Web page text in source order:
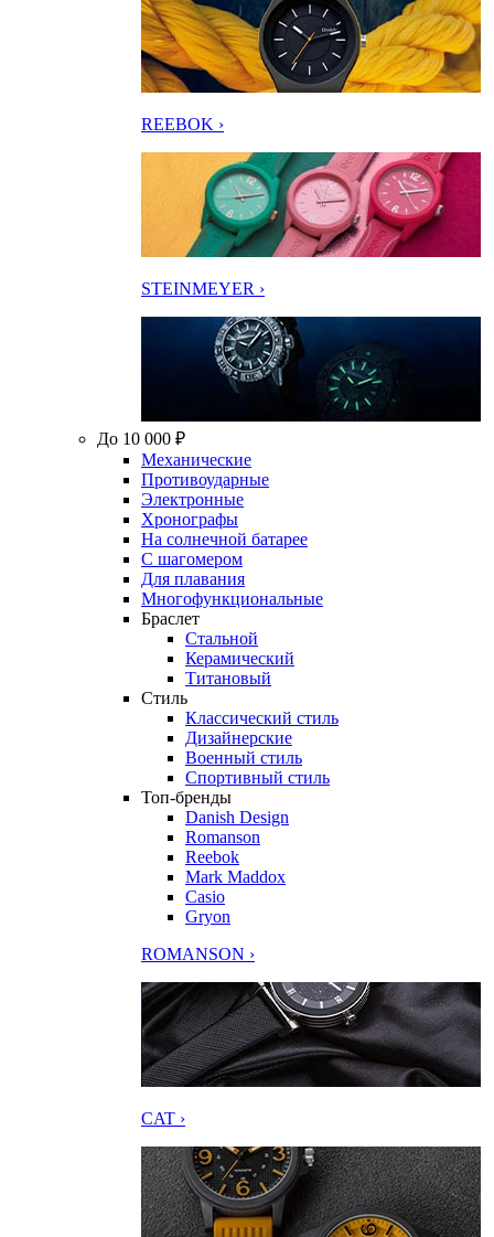
REEBOK ›
STEINMEYER ›
До 10 000 ₽
Механические
Противоударные
Электронные
Хронографы
На солнечной батарее
С шагомером
Для плавания
Многофункциональные
Браслет
Стальной
Керамический
Титановый
Стиль
Классический стиль
Дизайнерские
Военный стиль
Спортивный стиль
Топ-бренды
Danish Design
Romanson
Reebok
Mark Maddox
Casio
Gryon
ROMANSON ›
CAT ›